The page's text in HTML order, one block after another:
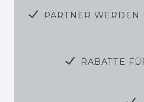
PARTNER
RABATTE